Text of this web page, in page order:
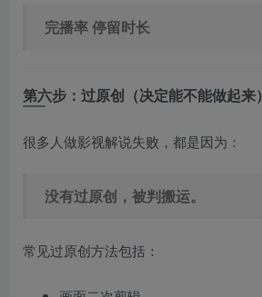
完播率 停留时长
第六步：过原创（决定能不能做起来）
很多人做影视解说失败，都是因为：
没有过原创，被判搬运。
常见过原创方法包括：